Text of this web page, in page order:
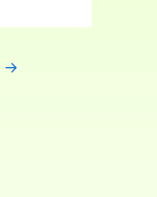
→